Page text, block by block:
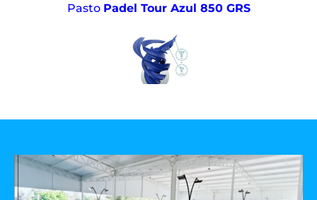
Pasto Padel Tour Azul 850 GRS